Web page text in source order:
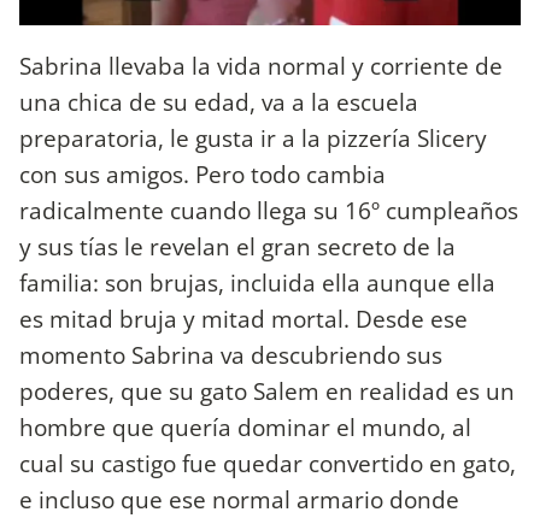
Sabrina llevaba la vida normal y corriente de
una chica de su edad, va a la escuela
preparatoria, le gusta ir a la pizzería Slicery
con sus amigos. Pero todo cambia
radicalmente cuando llega su 16º cumpleaños
y sus tías le revelan el gran secreto de la
familia: son brujas, incluida ella aunque ella
es mitad bruja y mitad mortal. Desde ese
momento Sabrina va descubriendo sus
poderes, que su gato Salem en realidad es un
hombre que quería dominar el mundo, al
cual su castigo fue quedar convertido en gato,
e incluso que ese normal armario donde